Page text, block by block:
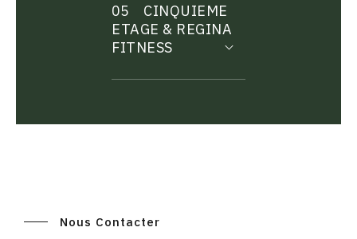
05
CINQUIEME
ETAGE & REGINA
FITNESS
Nous Contacter